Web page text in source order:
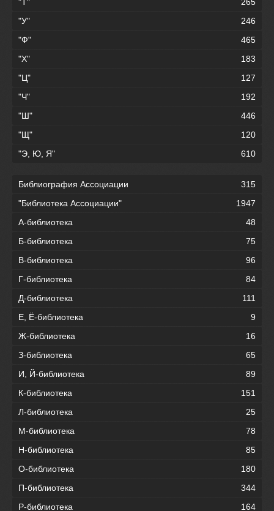
"У"
246
"Ф"
465
"Х"
183
"Ц"
127
"Ч"
192
"Ш"
446
"Щ"
120
"Э, Ю, Я"
610
Библиография Ассоциации
315
"Библиотека Ассоциации"
1947
А-библиотека
48
Б-библиотека
75
В-библиотека
96
Г-библиотека
84
Д-библиотека
111
Е, Ё-библиотека
9
Ж-библиотека
16
З-библиотека
65
И, Й-библиотека
89
К-библиотека
151
Л-библиотека
25
М-библиотека
78
Н-библиотека
85
О-библиотека
180
П-библиотека
344
Р-библиотека
164